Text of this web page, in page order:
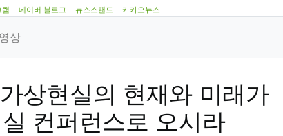
램 네이버 블로그 뉴스스탠드 카카오뉴스
상
상현실의 현재와 미래가
컨퍼런스로 오시라